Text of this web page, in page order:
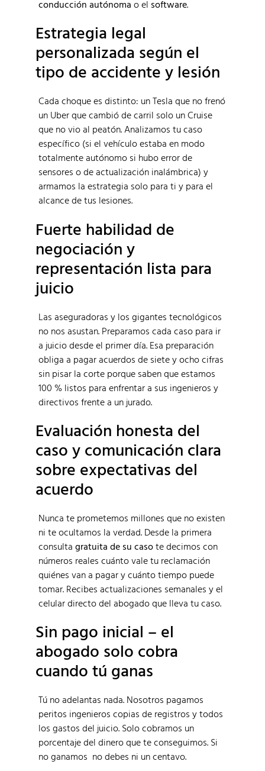
conducción autónoma o el software.
Estrategia legal
personalizada según el
tipo de accidente y lesión
Cada choque es distinto: un Tesla que no frenó
un Uber que cambió de carril solo un Cruise
que no vio al peatón. Analizamos tu caso
específico (si el vehículo estaba en modo
totalmente autónomo si hubo error de
sensores o de actualización inalámbrica) y
armamos la estrategia solo para ti y para el
alcance de tus lesiones.
Fuerte habilidad de
negociación y
representación lista para
juicio
Las aseguradoras y los gigantes tecnológicos
no nos asustan. Preparamos cada caso para ir
a juicio desde el primer día. Esa preparación
obliga a pagar acuerdos de siete y ocho cifras
sin pisar la corte porque saben que estamos
100 % listos para enfrentar a sus ingenieros y
directivos frente a un jurado.
Evaluación honesta del
caso y comunicación clara
sobre expectativas del
acuerdo
Nunca te prometemos millones que no existen
ni te ocultamos la verdad. Desde la primera
consulta gratuita de su casote decimos con
números reales cuánto vale tu reclamación
quiénes van a pagar y cuánto tiempo puede
tomar. Recibes actualizaciones semanales y el
celular directo del abogado que lleva tu caso.
Sin pago inicial – el
abogado solo cobra
cuando tú ganas
Tú no adelantas nada. Nosotros pagamos
peritos ingenieros copias de registros y todos
los gastos del juicio. Solo cobramos un
porcentaje del dinero que te conseguimos. Si
no ganamos no debes ni un centavo.